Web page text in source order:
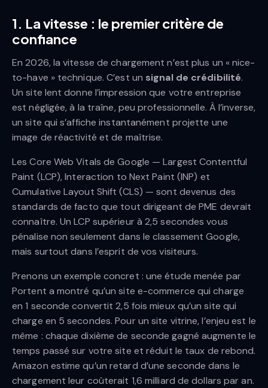
1. La vitesse : le premier critère de
confiance
En 2026, la vitesse de chargement n’est plus un « nice-
to-have » technique. C’est un signal de crédibilité.
Un site lent donne l’impression que votre entreprise
est négligée, à la traîne, peu professionnelle. À l’inverse,
un site qui s’affiche instantanément projette une
image de réactivité et de maîtrise.
Les Core Web Vitals de Google — Largest Contentful
Paint (LCP), Interaction to Next Paint (INP) et
Cumulative Layout Shift (CLS) — sont devenus des
standards de facto que tout dirigeant de PME devrait
connaître. Un LCP supérieur à 2,5 secondes vous
pénalise non seulement dans le classement Google,
mais surtout dans l’esprit de vos visiteurs.
Prenons un exemple concret : une étude menée par
Portent a montré qu’un site e-commerce qui charge
en 1 seconde convertit 2,5 fois mieux qu’un site qui
charge en 5 secondes. Pour un site vitrine, l’enjeu est le
même : chaque dixième de seconde gagné augmente le
temps passé sur votre site et réduit le taux de rebond.
Amazon estime qu’un retard d’une seconde dans le
chargement leur coûterait 1,6 milliard de dollars par an.